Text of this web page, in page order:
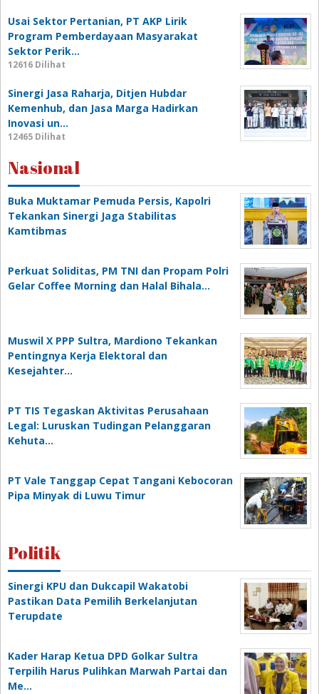
Usai Sektor Pertanian, PT AKP Lirik
Program Pemberdayaan Masyarakat
Sektor Perik…
12616 Dilihat
Sinergi Jasa Raharja, Ditjen Hubdar
Kemenhub, dan Jasa Marga Hadirkan
Inovasi un…
12465 Dilihat
Nasional
Buka Muktamar Pemuda Persis, Kapolri
Tekankan Sinergi Jaga Stabilitas
Kamtibmas
Perkuat Soliditas, PM TNI dan Propam Polri
Gelar Coffee Morning dan Halal Bihala…
Muswil X PPP Sultra, Mardiono Tekankan
Pentingnya Kerja Elektoral dan
Kesejahter…
PT TIS Tegaskan Aktivitas Perusahaan
Legal: Luruskan Tudingan Pelanggaran
Kehuta…
PT Vale Tanggap Cepat Tangani Kebocoran
Pipa Minyak di Luwu Timur
Politik
Sinergi KPU dan Dukcapil Wakatobi
Pastikan Data Pemilih Berkelanjutan
Terupdate
Kader Harap Ketua DPD Golkar Sultra
Terpilih Harus Pulihkan Marwah Partai dan
Me…